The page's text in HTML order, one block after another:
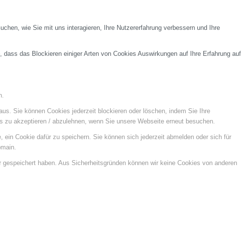
wie Sie mit uns interagieren, Ihre Nutzererfahrung verbessern und Ihre
das Blockieren einiger Arten von Cookies Auswirkungen auf Ihre Erfahrung auf
Sie können Cookies jederzeit blockieren oder löschen, indem Sie Ihre
akzeptieren / abzulehnen, wenn Sie unsere Webseite erneut besuchen.
Cookie dafür zu speichern. Sie können sich jederzeit abmelden oder sich für
haben. Aus Sicherheitsgründen können wir keine Cookies von anderen